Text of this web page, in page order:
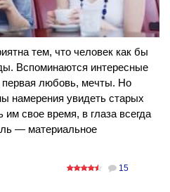
тем, что человек как бы
Вспоминаются интересные
любовь, мечты. Но
намерения увидеть старых
свое время, в глаза всегда
— материальное
15